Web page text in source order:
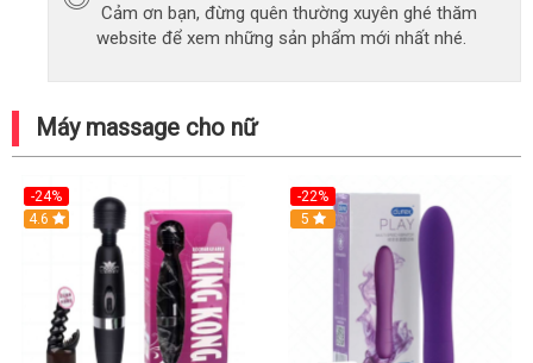
Cảm ơn bạn, đừng quên thường xuyên ghé thăm
website để xem những sản phẩm mới nhất nhé.
Máy massage cho nữ
-24%
4.6
-22%
Hot
5